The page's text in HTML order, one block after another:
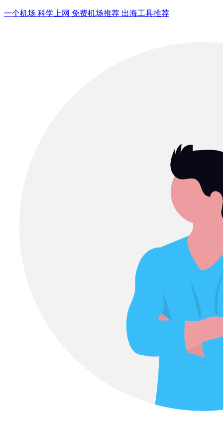
一个机场 科学上网 免费机场推荐 出海工具推荐